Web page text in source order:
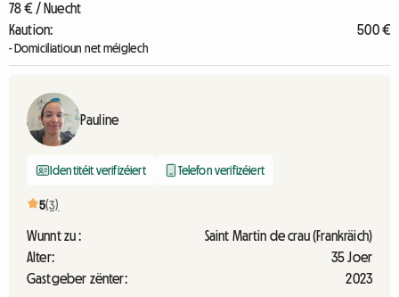
78 € / Nuecht
Kaution:
500 €
- Domiciliatioun net méiglech
Pauline
Identitéit verifizéiert Telefon verifizéiert
5(3)
Wunnt zu :
Saint Martin de crau (Frankräich)
Alter:
35 Joer
Gastgeber zënter:
2023